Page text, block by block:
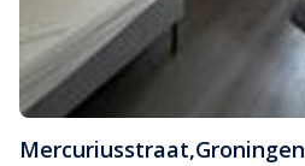
Mercuriusstraat,Groningen